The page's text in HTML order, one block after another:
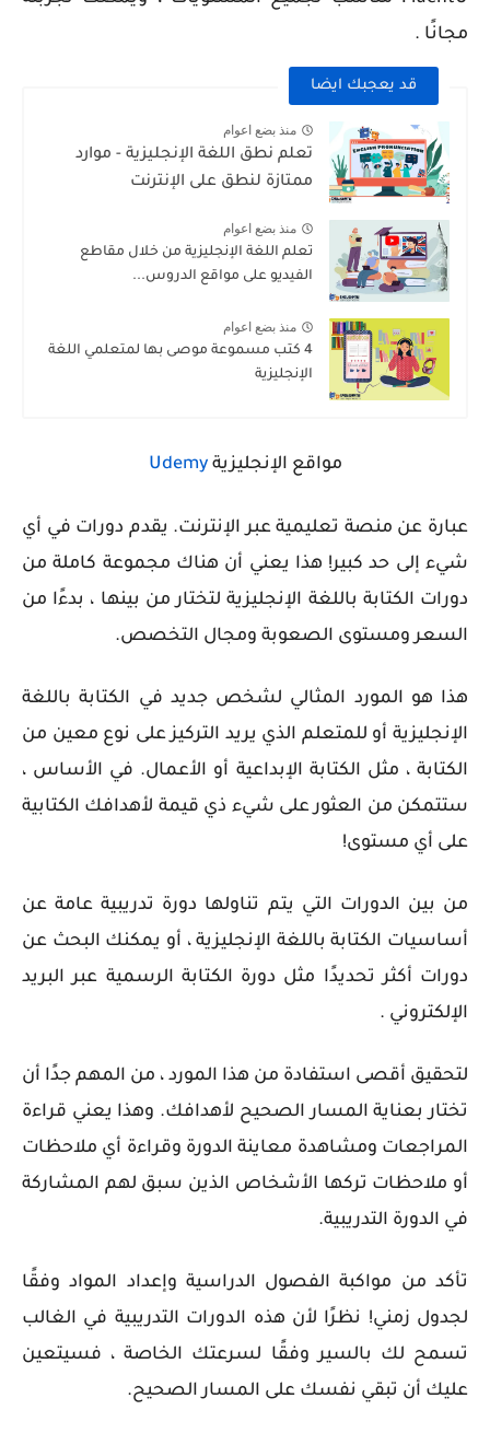
مجانًا .
قد يعجبك ايضا
منذ بضع اعوام
تعلم نطق اللغة الإنجليزية - موارد
ممتازة لنطق على الإنترنت
منذ بضع اعوام
تعلم اللغة الإنجليزية من خلال مقاطع
الفيديو على مواقع الدروس...
منذ بضع اعوام
4 كتب مسموعة موصى بها لمتعلمي اللغة
الإنجليزية
مواقع الإنجليزيةUdemy
عبارة عن منصة تعليمية عبر الإنترنت. يقدم دورات في أي
شيء إلى حد كبير! هذا يعني أن هناك مجموعة كاملة من
دورات الكتابة باللغة الإنجليزية لتختار من بينها ، بدءًا من
السعر ومستوى الصعوبة ومجال التخصص.
هذا هو المورد المثالي لشخص جديد في الكتابة باللغة
الإنجليزية أو للمتعلم الذي يريد التركيز على نوع معين من
الكتابة ، مثل الكتابة الإبداعية أو الأعمال. في الأساس ،
ستتمكن من العثور على شيء ذي قيمة لأهدافك الكتابية
على أي مستوى!
من بين الدورات التي يتم تناولها دورة تدريبية عامة عن
أساسيات الكتابة باللغة الإنجليزية ، أو يمكنك البحث عن
دورات أكثر تحديدًا مثل دورة الكتابة الرسمية عبر البريد
الإلكتروني .
لتحقيق أقصى استفادة من هذا المورد ، من المهم جدًا أن
تختار بعناية المسار الصحيح لأهدافك. وهذا يعني قراءة
المراجعات ومشاهدة معاينة الدورة وقراءة أي ملاحظات
أو ملاحظات تركها الأشخاص الذين سبق لهم المشاركة
في الدورة التدريبية.
تأكد من مواكبة الفصول الدراسية وإعداد المواد وفقًا
لجدول زمني! نظرًا لأن هذه الدورات التدريبية في الغالب
تسمح لك بالسير وفقًا لسرعتك الخاصة ، فسيتعين
عليك أن تبقي نفسك على المسار الصحيح.